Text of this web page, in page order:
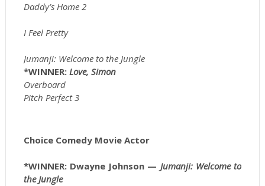
Daddy’s Home 2
I Feel Pretty
Jumanji: Welcome to the Jungle
*WINNER:Love, Simon
Overboard
Pitch Perfect 3
Choice Comedy Movie Actor
*WINNER: Dwayne Johnson — Jumanji: Welcome to
the Jungle